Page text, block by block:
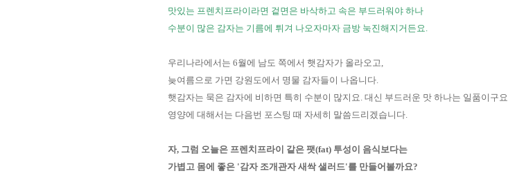
맛있는 프렌치프라이라면 겉면은 바삭하고 속은 부드러워야 하나
수분이 많은 감자는 기름에 튀겨 나오자마자 금방 눅진해지거든요.
우리나라에서는 6월에 남도 쪽에서 햇감자가 올라오고,
늦여름으로 가면 강원도에서 명물 감자들이 나옵니다.
햇감자는 묵은 감자에 비하면 특히 수분이 많지요. 대신 부드러운 맛 하나는 일품이구요
영양에 대해서는 다음번 포스팅 때 자세히 말씀드리겠습니다.
자, 그럼 오늘은 프렌치프라이 같은 팻(fat) 투성이 음식보다는
가볍고 몸에 좋은 '감자 조개관자 새싹 샐러드'를 만들어볼까요?